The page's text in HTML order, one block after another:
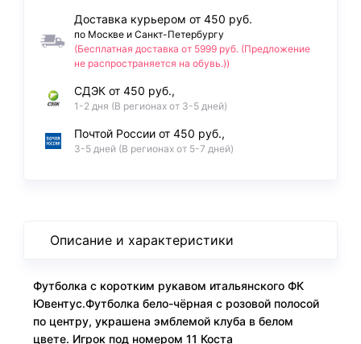
Доставка курьером от 450 руб.
по Москве и Санкт-Петербургу
(Бесплатная доставка от 5999 руб. (Предложение
не распространяется на обувь.))
СДЭК от 450 руб.,
1-2 дня (В регионах от 3-5 дней)
Почтой России от 450 руб.,
3-5 дней (В регионах от 5-7 дней)
Описание и характеристики
Футболка с коротким рукавом итальянского ФК
Ювентус.Футболка бело-чёрная с розовой полосой
по центру, украшена эмблемой клуба в белом
цвете. Игрок под номером 11 Коста